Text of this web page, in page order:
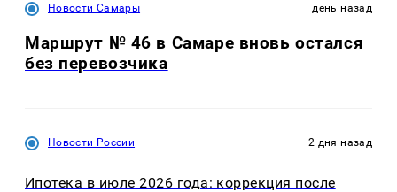
Новости Самары день назад
Маршрут № 46 в Самаре вновь остался
без перевозчика
Новости России 2 дня назад
Ипотека в июле 2026 года: коррекция после